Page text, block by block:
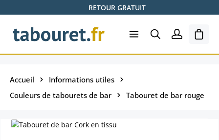
Passer au contenu principalRETOUR GRATUIT
Le
Accueil
Informations utiles
Couleurs de tabourets de bar
Tabouret de bar rouge